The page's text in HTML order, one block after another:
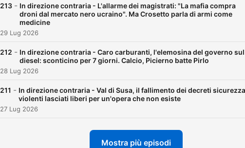
213 - In direzione contraria - L'allarme dei magistrati: "La mafia compra
droni dal mercato nero ucraino". Ma Crosetto parla di armi come
medicine
29 Lug 2026
212 - In direzione contraria - Caro carburanti, l'elemosina del governo sul
diesel: sconticino per 7 giorni. Calcio, Picierno batte Pirlo
28 Lug 2026
211 - In direzione contraria - Val di Susa, il fallimento dei decreti
violenti lasciati liberi per un'opera che non esiste
27 Lug 2026
Mostra più episodi